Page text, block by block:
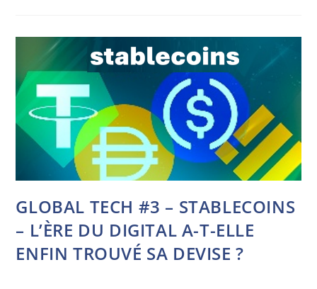
GLOBAL TECH #3 – STABLECOINS
– L’ÈRE DU DIGITAL A-T-ELLE
ENFIN TROUVÉ SA DEVISE ?